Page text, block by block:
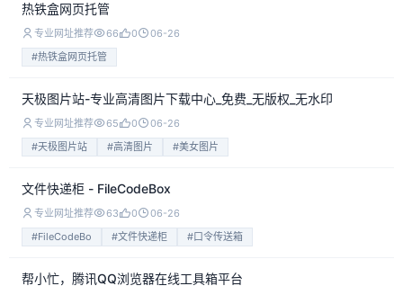
热铁盒网页托管
专业网址推荐 66 0
06-26
#热铁盒网页托管
天极图片站-专业高清图片下载中心_免费_无版权_无水印
专业网址推荐 65 0
06-26
#天极图片站
#高清图片 #美女图片
文件快递柜 - FileCodeBox
专业网址推荐 63 0
06-26
#FileCodeBo
#文件快递柜 #口令传送箱
帮小忙，腾讯QQ浏览器在线工具箱平台